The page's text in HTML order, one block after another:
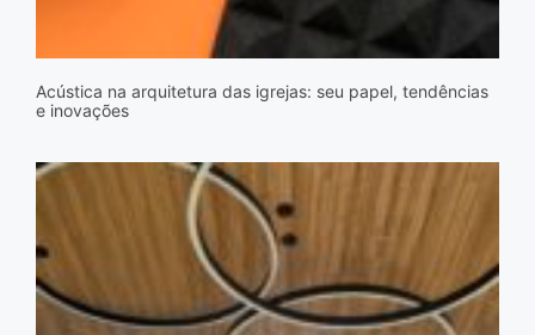
Acústica na arquitetura das igrejas: seu papel, tendências
e inovações